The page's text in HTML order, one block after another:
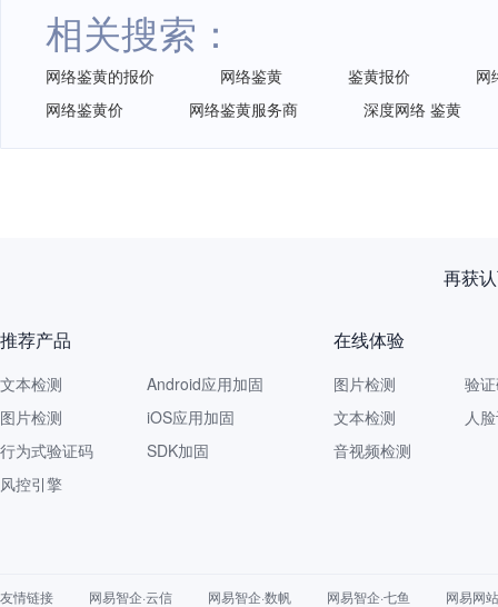
相关搜索：
网络鉴黄的报价 网络鉴黄 鉴黄报价
网
网络鉴黄价
网络鉴黄服务商 深度网络 鉴黄
再获
推荐产品
文本检测
图片检测
行为式验证码
风控引擎
Android应用加固
iOS应用加固
SDK加固
在线体验
图片检测
文本检测
音视频检测
验
人
友情链接 网易智企·云信 网易智企·数帆 网易智企·七鱼 网易网